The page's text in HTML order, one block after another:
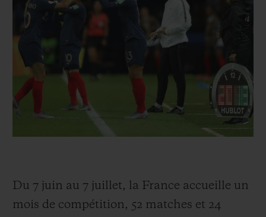
Du 7 juin au 7 juillet, la France accueille un
mois de compétition, 52 matches et 24
BIG BANG
COLORED CERAMIC
ESSENTIAL
SERVICES EXCLUSIFS
GARANTIE 5+5
HUBLOTISTA ET EXTENSION DE GARANTIE
LIVRAISON ET RETOURS GRATUITS